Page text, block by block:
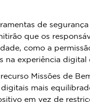
de
que os
como a
na experiência digital
Missões de
mais
em vez de